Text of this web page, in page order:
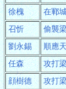
徐槐 在鄆
召忻 偷襲
劉永錫 順應
任森 攻打
顔樹德 攻打